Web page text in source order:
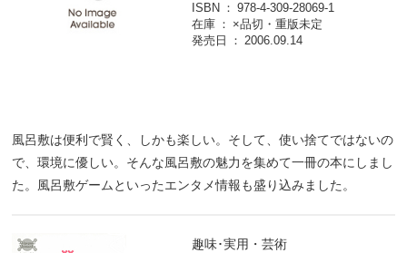
ISBN
978-4-309-28069-1
在庫
×品切・重版未定
発売日
2006.09.14
風呂敷は便利で賢く、しかも楽しい。そして、使い捨てではないの
で、環境に優しい。そんな風呂敷の魅力を集めて一冊の本にしまし
た。風呂敷ゲームといったエンタメ情報も盛り込みました。
趣味･実用・芸術